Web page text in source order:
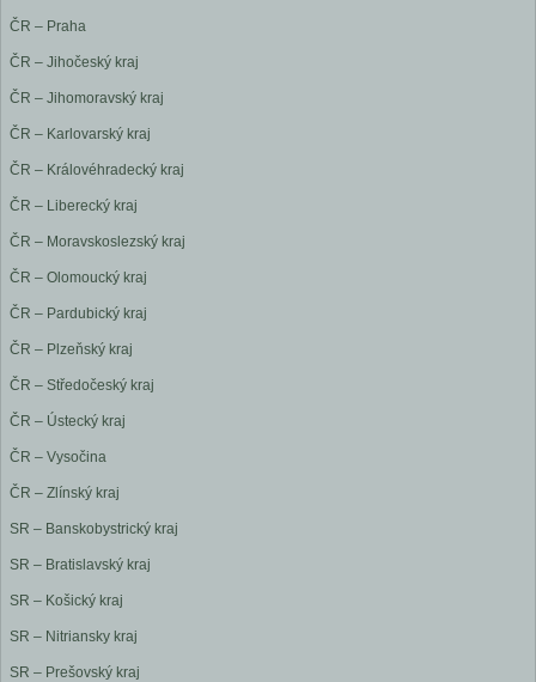
ČR – Praha
ČR – Jihočeský kraj
ČR – Jihomoravský kraj
ČR – Karlovarský kraj
ČR – Královéhradecký kraj
ČR – Liberecký kraj
ČR – Moravskoslezský kraj
ČR – Olomoucký kraj
ČR – Pardubický kraj
ČR – Plzeňský kraj
ČR – Středočeský kraj
ČR – Ústecký kraj
ČR – Vysočina
ČR – Zlínský kraj
SR – Banskobystrický kraj
SR – Bratislavský kraj
SR – Košický kraj
SR – Nitriansky kraj
SR – Prešovský kraj